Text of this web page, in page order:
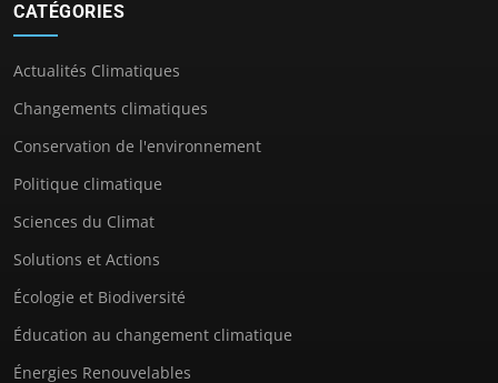
CATÉGORIES
Actualités Climatiques
Changements climatiques
Conservation de l'environnement
Politique climatique
Sciences du Climat
Solutions et Actions
Écologie et Biodiversité
Éducation au changement climatique
Énergies Renouvelables